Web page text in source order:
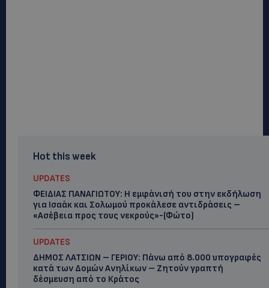
Hot this week
UPDATES
ΦΕΙΔΙΑΣ ΠΑΝΑΓΙΩΤΟΥ: Η εμφάνισή του στην εκδήλωση
για Ισαάκ και Σολωμού προκάλεσε αντιδράσεις –
«Ασέβεια προς τους νεκρούς»-(Φώτο)
UPDATES
ΔΗΜΟΣ ΛΑΤΣΙΩΝ – ΓΕΡΙΟΥ: Πάνω από 8.000 υπογραφές
κατά των Δομών Ανηλίκων – Ζητούν γραπτή
δέσμευση από το Κράτος